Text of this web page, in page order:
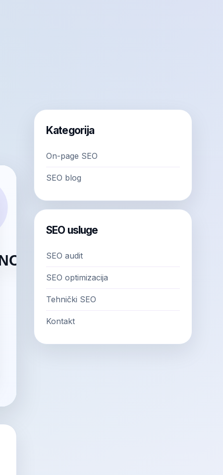
Kategorija
On-page SEO
SEO blog
SEO usluge
SEO audit
SEO optimizacija
Tehnički SEO
Kontakt